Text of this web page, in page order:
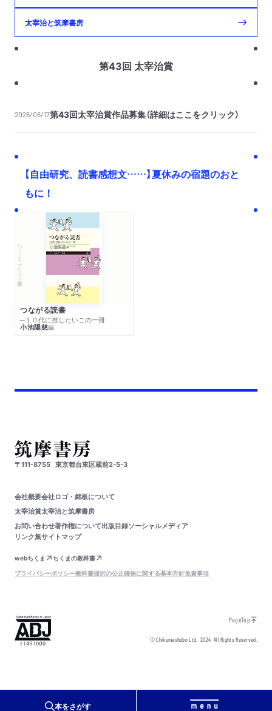
本をさがす
太宰治と筑摩書房
第43回 太宰治賞
2026/06/17第43回太宰治賞作品募集（詳細はここをクリック）
【自由研究、読書感想文……】夏休みの宿題のおと
もに！
ちくまプリマー新書
つながる読書
─１０代に推したいこの一冊
小池陽慈編
〒111-8755 東京都台東区蔵前2-5-3
会社概要会社ロゴ・銘板について
太宰治賞太宰治と筑摩書房
お問い合わせ著作権について出版目録ソーシャルメディア
リンク集サイトマップ
webちくま
ちくまの教科書
プライバシーポリシー教科書採択の公正確保に関する基本方針免責事項
PageTop
© Chikumashobo Ltd.2024 All Rights Reserved.